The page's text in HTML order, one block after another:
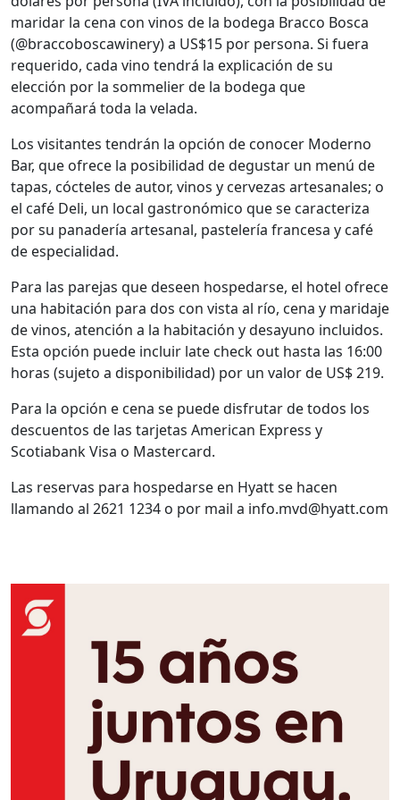
maridar la cena con vinos de la bodega Bracco Bosca
(@braccoboscawinery) a US$15 por persona. Si fuera
requerido, cada vino tendrá la explicación de su
elección por la sommelier de la bodega que
acompañará toda la velada.
Los visitantes tendrán la opción de conocer Moderno
Bar, que ofrece la posibilidad de degustar un menú de
tapas, cócteles de autor, vinos y cervezas artesanales; o
el café Deli, un local gastronómico que se caracteriza
por su panadería artesanal, pastelería francesa y café
de especialidad.
Para las parejas que deseen hospedarse, el hotel ofrece
una habitación para dos con vista al río, cena y maridaje
de vinos, atención a la habitación y desayuno incluidos.
Esta opción puede incluir late check out hasta las 16:00
horas (sujeto a disponibilidad) por un valor de US$ 219.
Para la opción e cena se puede disfrutar de todos los
descuentos de las tarjetas American Express y
Scotiabank Visa o Mastercard.
Las reservas para hospedarse en Hyatt se hacen
llamando al 2621 1234 o por mail a info.mvd@hyatt.com